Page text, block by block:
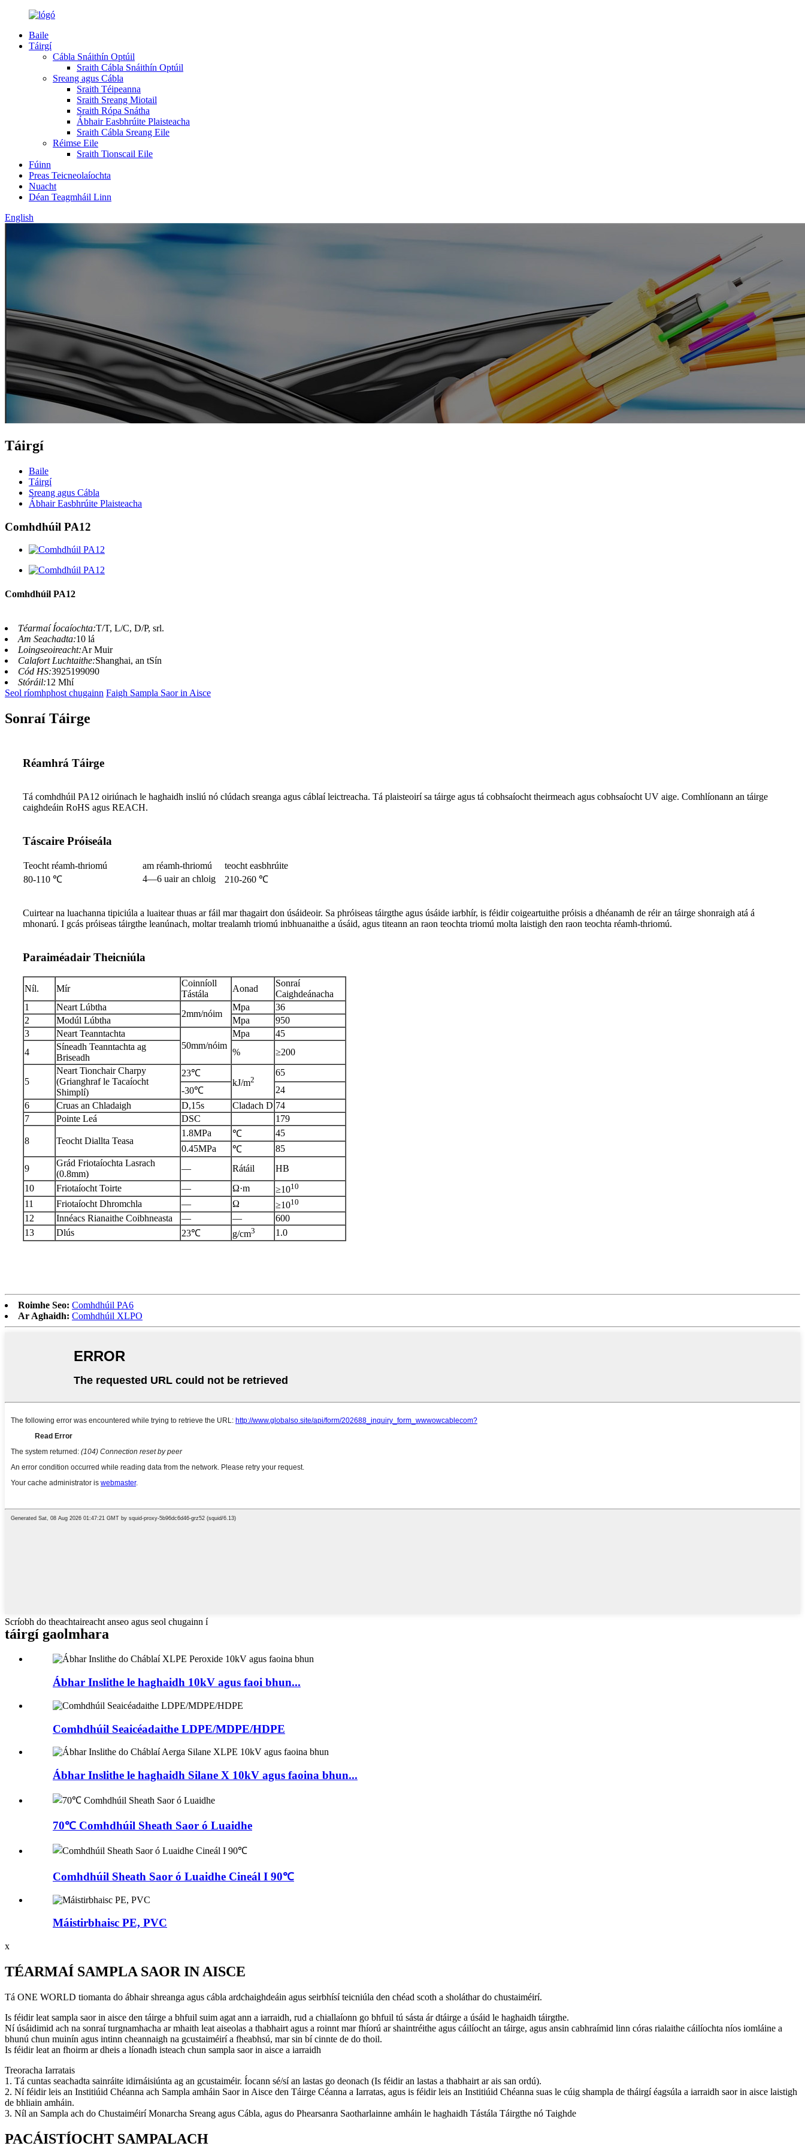
Baile
Táirgí
Cábla Snáithín Optúil
Sraith Cábla Snáithín Optúil
Sreang agus Cábla
Sraith Téipeanna
Sraith Sreang Miotail
Sraith Rópa Snátha
Ábhair Easbhrúite Plaisteacha
Sraith Cábla Sreang Eile
Réimse Eile
Sraith Tionscail Eile
Fúinn
Preas Teicneolaíochta
Nuacht
Déan Teagmháil Linn
English
Táirgí
Baile
Táirgí
Sreang agus Cábla
Ábhair Easbhrúite Plaisteacha
Comhdhúil PA12
Comhdhúil PA12
Téarmaí Íocaíochta:T/T, L/C, D/P, srl.
Am Seachadta:10 lá
Loingseoireacht:Ar Muir
Calafort Luchtaithe:Shanghai, an tSín
Cód HS:3925199090
Stóráil:12 Mhí
Seol ríomhphost chugainn Faigh Sampla Saor in Aisce
Sonraí Táirge
Réamhrá Táirge
Tá comhdhúil PA12 oiriúnach le haghaidh insliú nó clúdach sreanga agus cáblaí leictreacha. Tá plaisteoirí sa táirge agus tá cobhsaíocht theirmeach agus cobhsaíocht UV aige. Comhlíonann an táirge
caighdeáin RoHS agus REACH.
Táscaire Próiseála
Teocht réamh-thriomú am réamh-thriomú
teocht easbhrúite
80-110 ℃
4—6 uair an chloig 210-260 ℃
Cuirtear na luachanna tipiciúla a luaitear thuas ar fáil mar thagairt don úsáideoir. Sa phróiseas táirgthe agus úsáide iarbhír, is féidir coigeartuithe próisis a dhéanamh de réir an táirge shonraigh atá á
mhonarú. I gcás próiseas táirgthe leanúnach, moltar trealamh triomú inbhuanaithe a úsáid, agus titeann an raon teochta triomú molta laistigh den raon teochta réamh-thriomú.
Paraiméadair Theicniúla
Níl. Mír
Coinníoll
Tástála
Aonad
Sonraí
Caighdeánacha
1
Neart Lúbtha
2mm/nóim
Mpa
36
2
Modúl Lúbtha Mpa
950
3
Neart Teanntachta
50mm/nóim
Mpa
45
4
Síneadh Teanntachta ag
Briseadh
% ≥200
5
Neart Tionchair Charpy
(Grianghraf le Tacaíocht
Shimplí)
23℃
kJ/m2
65
-30℃
24
6
Cruas an Chladaigh D,15s Cladach D 74
7
Pointe Leá DSC 179
8 Teocht Diallta Teasa
1.8MPa ℃
45
0.45MPa
℃
85
9
Grád Friotaíochta Lasrach
(0.8mm)
— Rátáil
HB
10
Friotaíocht Toirte — Ω·m ≥1010
11 Friotaíocht Dhromchla — Ω ≥1010
12 Innéacs Rianaithe Coibhneasta — —
600
13
Dlús 23℃ g/cm3 1.0
Roimhe Seo: Comhdhúil PA6
Ar Aghaidh: Comhdhúil XLPO
Scríobh do theachtaireacht anseo agus seol chugainn í
táirgí gaolmhara
Ábhar Inslithe le haghaidh 10kV agus faoi bhun...
Comhdhúil Seaicéadaithe LDPE/MDPE/HDPE
Ábhar Inslithe le haghaidh Silane X 10kV agus faoina bhun...
70℃ Comhdhúil Sheath Saor ó Luaidhe
Comhdhúil Sheath Saor ó Luaidhe Cineál I 90℃
Máistirbhaisc PE, PVC
x
TÉARMAÍ SAMPLA SAOR IN AISCE
Tá ONE WORLD tiomanta do ábhair shreanga agus cábla ardchaighdeáin agus seirbhísí teicniúla den chéad scoth a sholáthar do chustaiméirí.
Is féidir leat sampla saor in aisce den táirge a bhfuil suim agat ann a iarraidh, rud a chiallaíonn go bhfuil tú sásta ár dtáirge a úsáid le haghaidh táirgthe.
Ní úsáidimid ach na sonraí turgnamhacha ar mhaith leat aiseolas a thabhairt agus a roinnt mar fhíorú ar shaintréithe agus cáilíocht an táirge, agus ansin cabhraímid linn córas rialaithe cáilíochta níos iomláine a
bhunú chun muinín agus intinn cheannaigh na gcustaiméirí a fheabhsú, mar sin bí cinnte de do thoil.
Is féidir leat an fhoirm ar dheis a líonadh isteach chun sampla saor in aisce a iarraidh
Treoracha Iarratais
1. Tá cuntas seachadta sainráite idirnáisiúnta ag an gcustaiméir. Íocann sé/sí an lastas go deonach (Is féidir an lastas a thabhairt ar ais san ordú).
2. Ní féidir leis an Institiúid Chéanna ach Sampla amháin Saor in Aisce den Táirge Céanna a Iarratas, agus is féidir leis an Institiúid Chéanna suas le cúig shampla de tháirgí éagsúla a iarraidh saor in aisce laistigh
de bhliain amháin.
3. Níl an Sampla ach do Chustaiméirí Monarcha Sreang agus Cábla, agus do Phearsanra Saotharlainne amháin le haghaidh Tástála Táirgthe nó Taighde
PACÁISTÍOCHT SAMPALACH